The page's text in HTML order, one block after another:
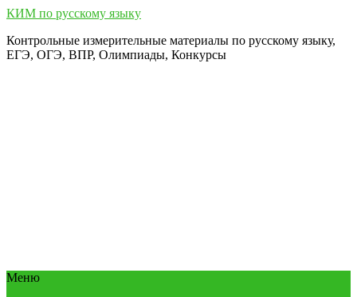
КИМ по русскому языку
Контрольные измерительные материалы по русскому языку,
ЕГЭ, ОГЭ, ВПР, Олимпиады, Конкурсы
Меню